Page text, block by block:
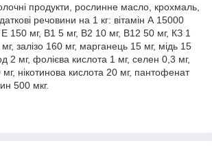
продукти, рослинне масло, крохмаль,
речовини на 1 кг: вітамін А 15000
150 мг, В1 5 мг, В2 10 мг, В12 50 мг, КЗ 1
залізо 160 мг, марганець 15 мг, мідь 15
2 мг, фолієва кислота 1 мг, селен 0,3 мг,
нікотинова кислота 20 мг, пантофенат
500 мкг.